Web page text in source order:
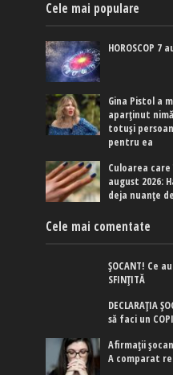
Cele mai populare
HOROSCOP 7
Gina Pistol a
aparținut
totuși
pentru ea
Culoarea
august 2026:
deja nuanțe
Cele mai comentate
ȘOCANT! Ce
SFINȚITĂ
DECLARAȚIA
să faci un
Afirmaţii
A comparat